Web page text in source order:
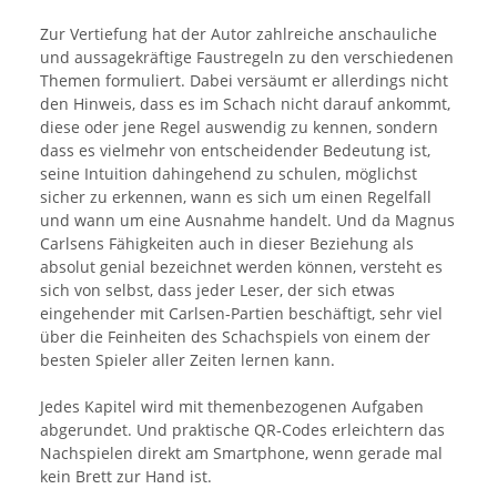
Zur Vertiefung hat der Autor zahlreiche anschauliche
und aussagekräftige Faustregeln zu den verschiedenen
Themen formuliert. Dabei versäumt er allerdings nicht
den Hinweis, dass es im Schach nicht darauf ankommt,
diese oder jene Regel auswendig zu kennen, sondern
dass es vielmehr von entscheidender Bedeutung ist,
seine Intuition dahingehend zu schulen, möglichst
sicher zu erkennen, wann es sich um einen Regelfall
und wann um eine Ausnahme handelt. Und da Magnus
Carlsens Fähigkeiten auch in dieser Beziehung als
absolut genial bezeichnet werden können, versteht es
sich von selbst, dass jeder Leser, der sich etwas
eingehender mit Carlsen-Partien beschäftigt, sehr viel
über die Feinheiten des Schachspiels von einem der
besten Spieler aller Zeiten lernen kann.
Jedes Kapitel wird mit themenbezogenen Aufgaben
abgerundet. Und praktische QR-Codes erleichtern das
Nachspielen direkt am Smartphone, wenn gerade mal
kein Brett zur Hand ist.